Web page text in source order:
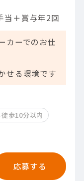
当＋賞与年2回
カーでのお仕
せる環境です
歩10分以内
応募する